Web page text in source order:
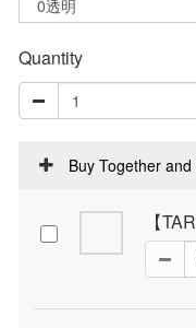
Quantity
Buy Together
【